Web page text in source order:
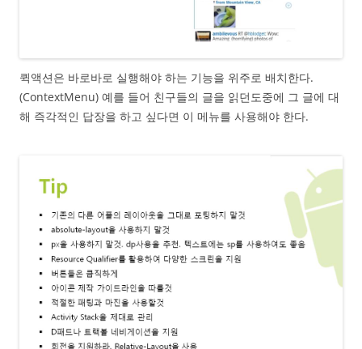
퀵액션은 바로바로 실행해야 하는 기능을 위주로 배치한다.
(ContextMenu) 예를 들어 친구들의 글을 읽던도중에 그 글에 대
해 즉각적인 답장을 하고 싶다면 이 메뉴를 사용해야 한다.